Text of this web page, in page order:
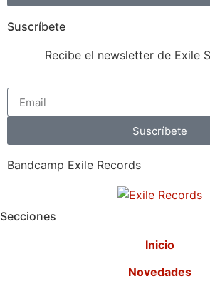
Suscríbete
Recibe el newsletter de Exile
Suscríbete
Bandcamp Exile Records
Secciones
Inicio
Novedades